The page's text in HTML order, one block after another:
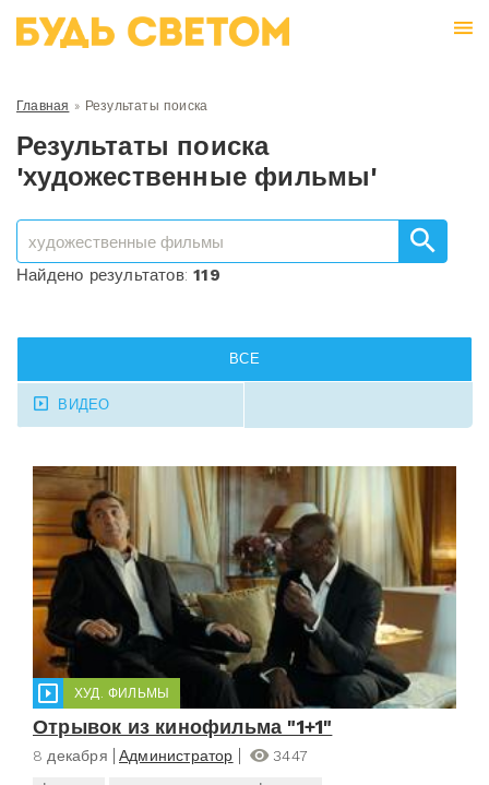
Главная » Результаты поиска
Результаты поиска
'художественные фильмы'
Найдено результатов:119
ВСЕ
ВИДЕО
ХУД. ФИЛЬМЫ
Отрывок из кинофильма "1+1"
8 декабря Администратор
3447